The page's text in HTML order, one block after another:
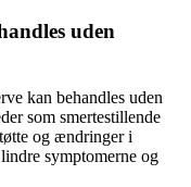
uden
kan behandles uden
som smertestillende
og ændringer i
symptomerne og